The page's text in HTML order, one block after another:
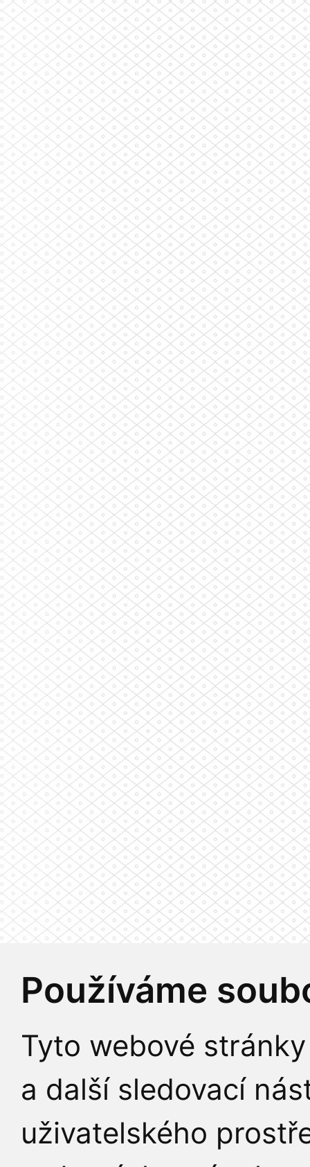
Používáme
Tyto webové
a další sledovací
uživatelského